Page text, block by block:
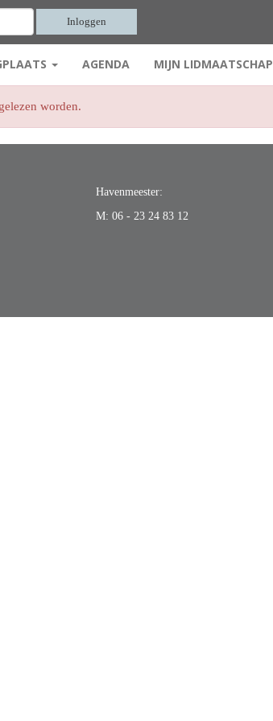
Inloggen
AGENDA MIJN LIDMAATSCHAP
worden.
Havenmeester:
M: 06 - 23 24 83 12